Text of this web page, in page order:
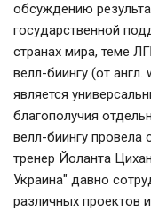
обсуждению
государственной
странах мира, теме
велл-биингу (от
является
благополучия
велл-биингу
тренер Йоланта
Украина" давно
различных проектов